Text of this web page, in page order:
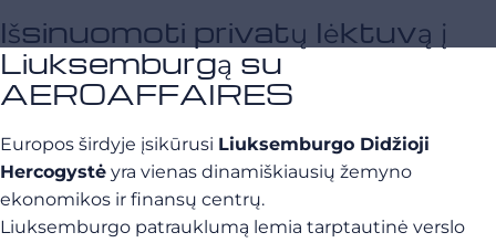
Išsinuomoti privatų lėktuvą į
Liuksemburgą su
AEROAFFAIRES
Europos širdyje įsikūrusi Liuksemburgo Didžioji
Hercogystė yra vienas dinamiškiausių žemyno
ekonomikos ir finansų centrų.
Liuksemburgo patrauklumą lemia tarptautinė verslo